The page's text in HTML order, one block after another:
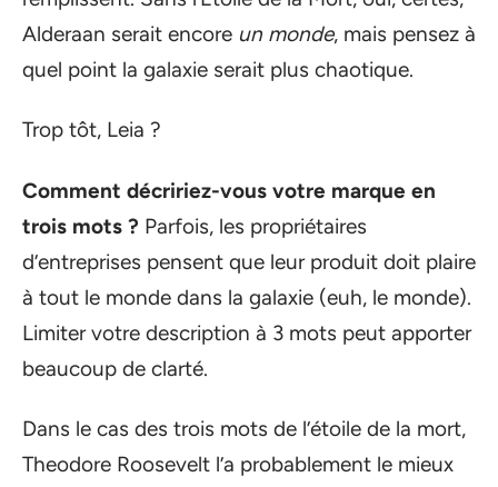
Alderaan serait encore un monde, mais pensez à
quel point la galaxie serait plus chaotique.
Trop tôt, Leia ?
Comment décririez-vous votre marque en
trois mots ? Parfois, les propriétaires
d’entreprises pensent que leur produit doit plaire
à tout le monde dans la galaxie (euh, le monde).
Limiter votre description à 3 mots peut apporter
beaucoup de clarté.
Dans le cas des trois mots de l’étoile de la mort,
Theodore Roosevelt l’a probablement le mieux